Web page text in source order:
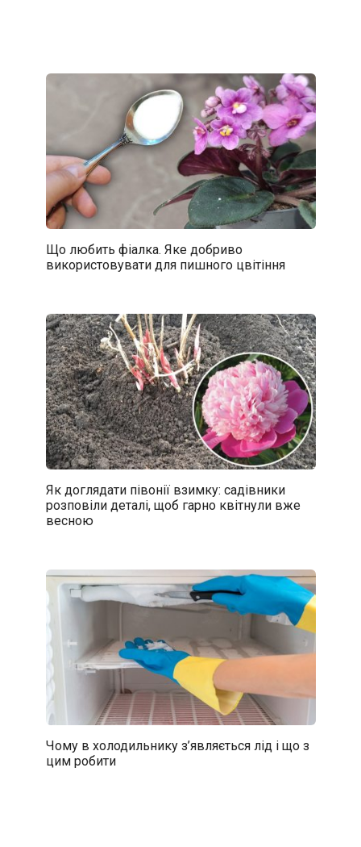
Що любить фіалка. Яке добриво
використовувати для пишного цвітіння
Як доглядати півонії взимку: садівники
розповіли деталі, щоб гарно квітнули вже
весною
Чому в холодильнику з’являється лід і що з
цим робити